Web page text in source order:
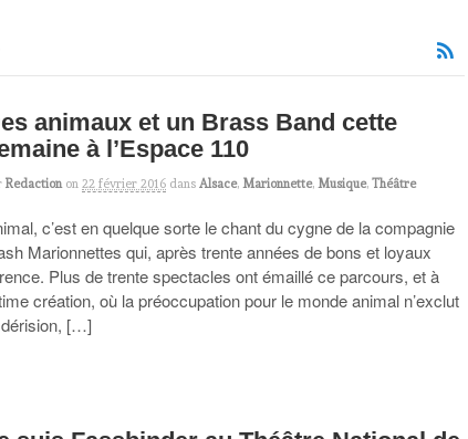
animaux et un Brass Band cette
à l’Espace 110
Redaction on 22 février 2016 dans Alsace,Marionnette,Musique,Théâtre
c’est en quelque sorte le chant du cygne de la compagnie
Marionnettes qui, après trente années de bons et loyaux
Plus de trente spectacles ont émaillé ce parcours, et à
création, où la préoccupation pour le monde animal n’exclut
dérision, […]